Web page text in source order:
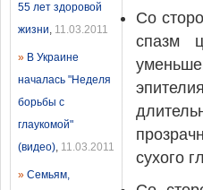
55 лет здоровой
жизни, 11.03.2011
» В Украине
началась "Неделя
борьбы с
глаукомой"
(видео), 11.03.2011
» Семьям,
Со
спазм
сухого